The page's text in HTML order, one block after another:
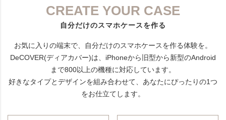
CREATE YOUR CASE
自分だけのスマホケースを作る
お気に入りの端末で、自分だけのスマホケースを作る体験を。
DeCOVER(ディアカバー)は、iPhoneから旧型から新型のAndroid
まで800以上の機種に対応しています。
好きなタイプとデザインを組み合わせて、あなたにぴったりの1つ
をお仕立てします。